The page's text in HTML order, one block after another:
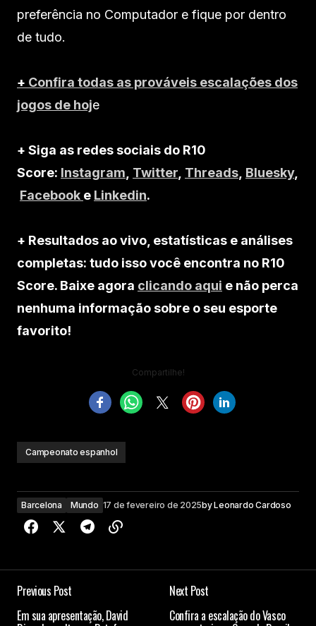
preferência no Computador e fique por dentro
de tudo.
+ Confira todas as prováveis escalações dos
jogos de hoje
+ Siga as redes sociais do R10
Score: Instagram Twitter Threads Bluesky,
Facebook e Linkedin.
+ Resultados ao vivo, estatísticas e análises
completas: tudo isso você encontra no R10
Score. Baixe agora clicando aqui e não perca
nenhuma informação sobre o seu esporte
favorito!
Compartilhe!
Campeonato espanhol
Barcelona Mundo 17 de fevereiro de 2025byLeonardo Cardoso
Previous Post
Em sua apresentação, David
Next Post
Confira a escalação do Vasco